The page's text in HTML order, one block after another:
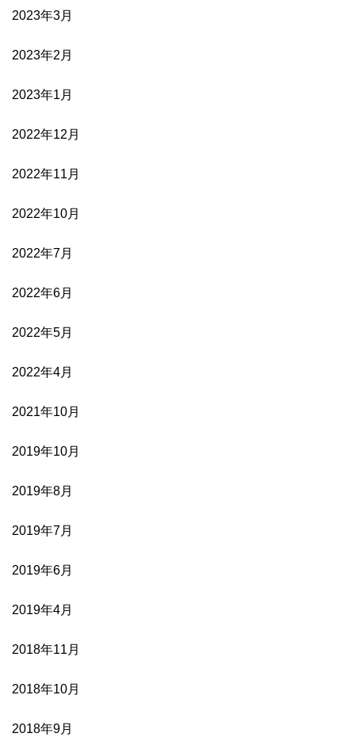
2023年3月
2023年2月
2023年1月
2022年12月
2022年11月
2022年10月
2022年7月
2022年6月
2022年5月
2022年4月
2021年10月
2019年10月
2019年8月
2019年7月
2019年6月
2019年4月
2018年11月
2018年10月
2018年9月